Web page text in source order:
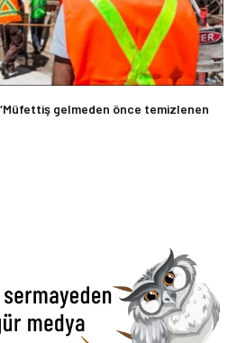
“Müfettiş gelmeden önce temizlenen